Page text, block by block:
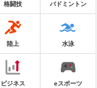
格闘技 バドミントン
陸上 水泳
ビジネス eスポーツ